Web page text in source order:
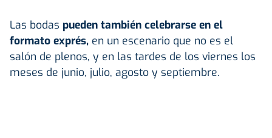
Las bodas pueden también celebrarse en el
formato exprés, en un escenario que no es el
salón de plenos, y en las tardes de los viernes los
meses de junio, julio, agosto y septiembre.